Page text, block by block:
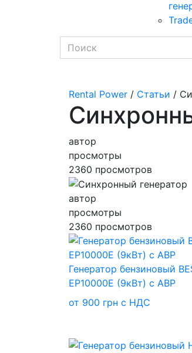
Rental Power / Статьи /
автор
просмотры
2360 просмотров
автор
просмотры
2360 просмотров
Генератор бензиновый
EP10000E (9кВт) с АВР
от 900 грн с НДС